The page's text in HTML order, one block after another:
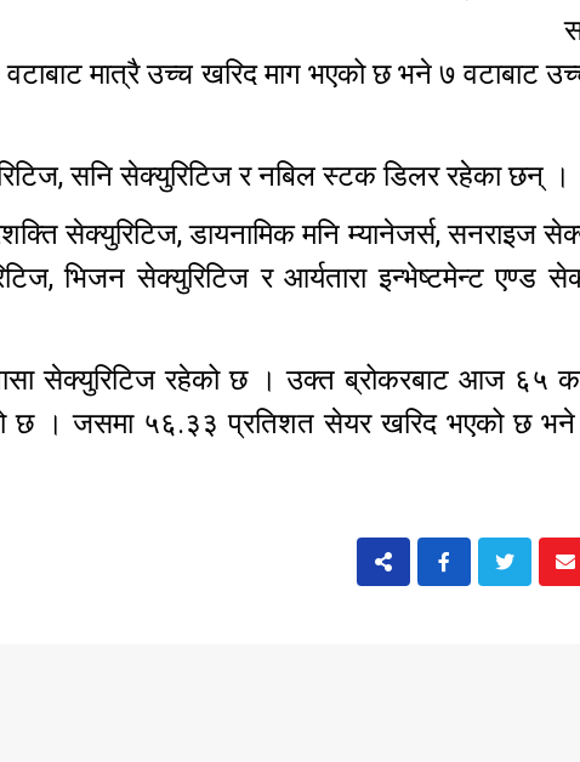
वटाबाट मात्रै उच्च खरिद माग भएको छ भने ७ वटाबाट
सनि सेक्युरिटिज र नबिल स्टक डिलर रहेका छन् ।
सेक्युरिटिज, डायनामिक मनि म्यानेजर्स, सनराइज
भिजन सेक्युरिटिज र आर्यतारा इन्भेष्टमेन्ट एण्ड
नासा सेक्युरिटिज रहेको छ । उक्त ब्रोकरबाट आज ६५
छ । जसमा ५६.३३ प्रतिशत सेयर खरिद भएको छ